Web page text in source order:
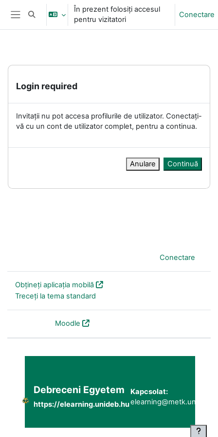
Sari la conţinutul principal
Panou lateral
Afișați căutarea
În prezent folosiți accesul
pentru vizitatori
Conectare
Login required
Invitații nu pot accesa profilurile de utilizator. Conectați-
vă cu un cont de utilizator complet, pentru a continua.
Anulare Continuă
Conectare
Obțineți aplicația mobilă
Treceți la tema standard
Moodle
Debreceni Egyetem
https://elearning.unideb.hu
Kapcsolat: